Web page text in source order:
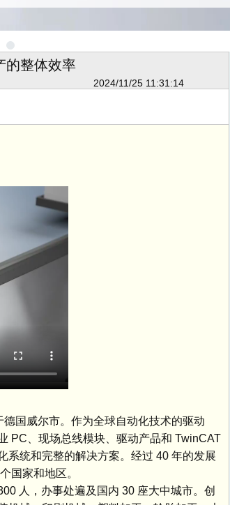
的整体效率
2024/11/25 11:31:14
国威尔市。作为全球自动化技术的驱动
PC、现场总线模块、驱动产品和 TwinCAT
系统和完整的解决方案。经过 40 年的发展
国家和地区。
人，办事处遍及国内 30 座大中城市。创